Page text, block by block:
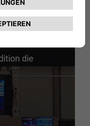
die